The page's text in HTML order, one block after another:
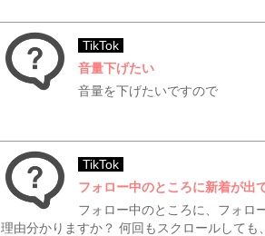
TikTok
音量下げたい
音量を下げたいですので
TikTok
フォロー中のところに新着が出
フォロー中のところに、フォロ
理由分かりますか？ 何回もスクロールしても